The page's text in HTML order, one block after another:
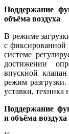
Поддержание
объёма воздуха
В режиме
с фиксированной
системе
достижении
впускной
режим
уставки, техника
Поддержание
и объёма воздуха